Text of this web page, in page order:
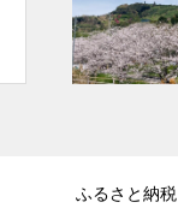
ふるさと納税